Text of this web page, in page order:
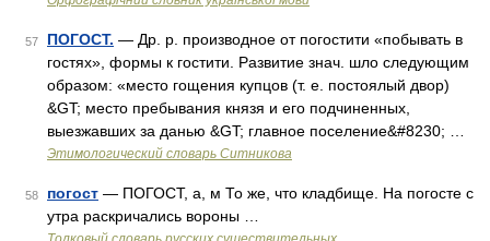
57 ПОГОСТ. — Др. р. производное от погостити «побывать в
гостях», формы к гостити. Развитие знач. шло следующим
образом: «место гощения купцов (т. е. постоялый двор)
&GT; место пребывания князя и его подчиненных,
выезжавших за данью &GT; главное поселение&#8230; …
Этимологический словарь Ситникова
58 погост — ПОГОСТ, а, м То же, что кладбище. На погосте с
утра раскричались вороны …